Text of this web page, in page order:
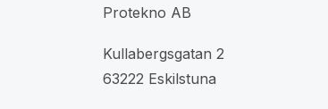
Protekno AB
Kullabergsgatan 2
63222 Eskilstuna